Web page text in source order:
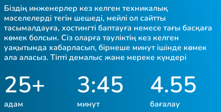
Біздің инженерлер кез келген техникалық
мәселелерді тегін шешеді, мейлі ол сайтты
тасымалдауға, хостингті баптауға немесе тағы басқаға
көмек болсын. Сіз оларға тәуліктің кез келген
уақытында хабарласып, бірнеше минут ішінде көмек
ала аласыз. Тіпті демалыс және мереке күндері
25+
адам
3:45
минут
4.55
бағалау